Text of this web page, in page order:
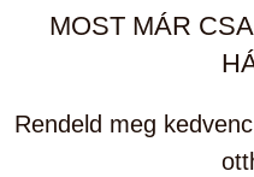
MOST MÁR
Rendeld meg